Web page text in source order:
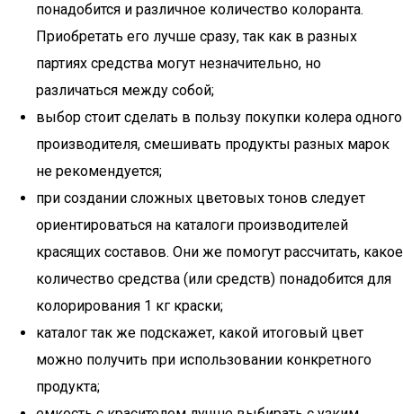
понадобится и различное количество колоранта.
Приобретать его лучше сразу, так как в разных
партиях средства могут незначительно, но
различаться между собой;
выбор стоит сделать в пользу покупки колера одного
производителя, смешивать продукты разных марок
не рекомендуется;
при создании сложных цветовых тонов следует
ориентироваться на каталоги производителей
красящих составов. Они же помогут рассчитать, какое
количество средства (или средств) понадобится для
колорирования 1 кг краски;
каталог так же подскажет, какой итоговый цвет
можно получить при использовании конкретного
продукта;